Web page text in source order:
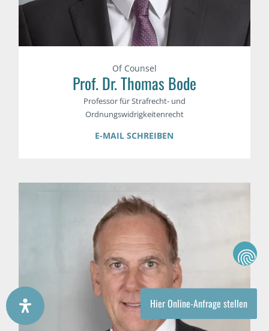
Hier Online-Anfrage stellen
Of Counsel
Prof. Dr. Thomas Bode
Professor für Strafrecht- und
Ordnungswidrigkeitenrecht
E-MAIL SCHREIBEN